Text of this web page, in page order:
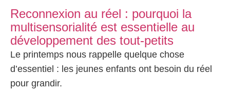
Reconnexion au réel : pourquoi la
multisensorialité est essentielle au
développement des tout-petits
Le printemps nous rappelle quelque chose
d’essentiel : les jeunes enfants ont besoin du réel
pour grandir.